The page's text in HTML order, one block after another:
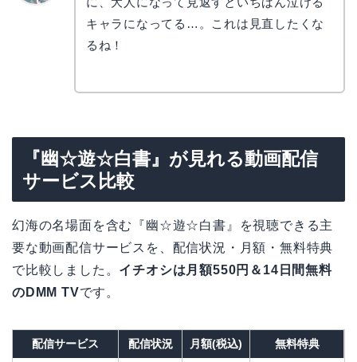
キャラになってる…。これは見直したくな
るね！
『幽☆遊☆白書』が見れる動画配信
サービス比較
幻海の名場面を含む『幽☆遊☆白書』を視聴できる主
要な動画配信サービスを、配信状況・月額・無料特典
で比較しました。 イチオシは月額550円＆14日間無料
のDMM TVです。
配信サービス 配信状況 月額(税込) 無料特典